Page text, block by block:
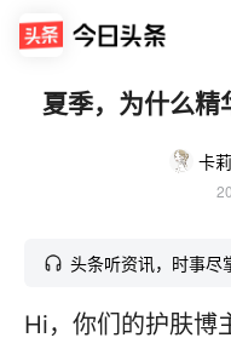
夏季，为什么精
卡
头条听资讯，时事尽
Hi，你们的护肤博